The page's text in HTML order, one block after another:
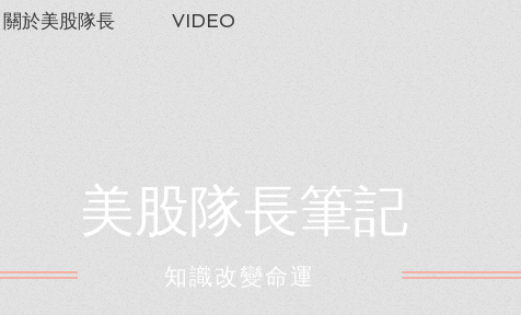
關於美股隊長 VIDEO
美股隊長筆記
​知識改變命運